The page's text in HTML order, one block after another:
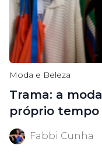
Moda e Beleza
Trama: a
próprio tempo
Fabbi Cunha